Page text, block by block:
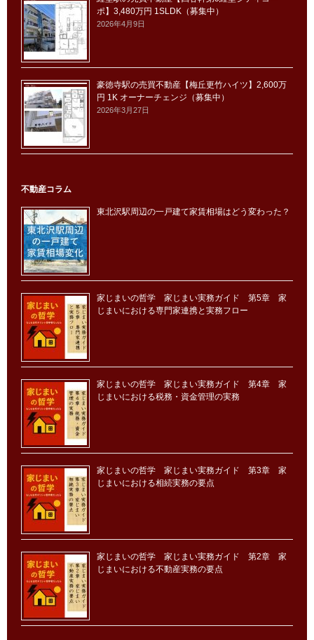
ポ】3,480万円 1SLDK（募集中）
2026年4月9日
豪徳寺駅の売買不動産【梅丘更竹ハイツ】2,600万
円 1K オーナーチェンジ（募集中）
2026年3月27日
不動産コラム
東北沢駅周辺の一戸建て家賃相場はどう変わった？
家じまいの哲学 家じまい実務ガイド 第5章 家
じまいにおける専門家連携と実務フロー
家じまいの哲学 家じまい実務ガイド 第4章 家
じまいにおける税務・資金管理の実務
家じまいの哲学 家じまい実務ガイド 第3章 家
じまいにおける相続実務の要点
家じまいの哲学 家じまい実務ガイド 第2章 家
じまいにおける不動産実務の要点